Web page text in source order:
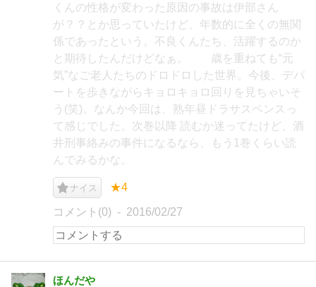
くんの性格が変わった原因の事故は伊部さん
が？？とか思っていたけど、年数的に全くの無関
係であったという。不良くんたち、活躍するのか
と期待したんだけどなぁ。 歳を重ねても“元
気”なご老人たちのドロドロした世界。今後、デパ
ートを歩きながらキョロキョロ回りを見ちゃいそ
う(笑)。なんか今回は、熟年昼ドラサスペンスっ
て感じでした。次巻以降 読むか迷ってたけど、酒
井刑事絡みの事件になるなら、もう1巻くらい読
んでみるかな。
ナイス ★4
コメント(0) 2016/02/27
ほんだや